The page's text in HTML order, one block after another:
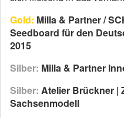
Gold: Milla & Partner /
Seedboard für den
2015
Silber: Milla & Partner
Silber: Atelier Brückner |
Sachsenmodell